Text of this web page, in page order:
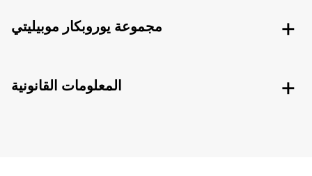
مجموعة يوروبكار موبيليتي
المعلومات القانونية